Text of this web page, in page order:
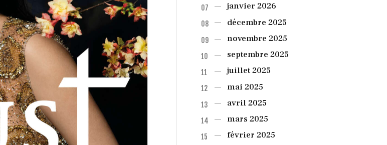
janvier 2026
décembre 2025
novembre 2025
septembre 2025
juillet2025
mai 2025
avril 2025
mars 2025
février 2025